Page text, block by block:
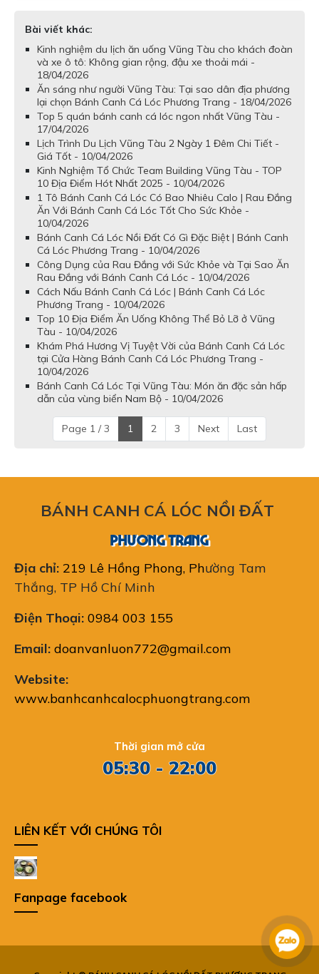
Bài viết khác:
Kinh nghiệm du lịch ăn uống Vũng Tàu cho khách đoàn
và xe ô tô: Không gian rộng, đậu xe thoải mái -
18/04/2026
Ăn sáng như người Vũng Tàu: Tại sao dân địa phương
lại chọn Bánh Canh Cá Lóc Phương Trang - 18/04/2026
Top 5 quán bánh canh cá lóc ngon nhất Vũng Tàu -
17/04/2026
Lịch Trình Du Lịch Vũng Tàu 2 Ngày 1 Đêm Chi Tiết -
Giá Tốt - 10/04/2026
Kinh Nghiệm Tổ Chức Team Building Vũng Tàu - TOP
10 Địa Điểm Hót Nhất 2025 - 10/04/2026
1 Tô Bánh Canh Cá Lóc Có Bao Nhiêu Calo | Rau Đắng
Ăn Với Bánh Canh Cá Lóc Tốt Cho Sức Khỏe -
10/04/2026
Bánh Canh Cá Lóc Nồi Đất Có Gì Đặc Biệt | Bánh Canh
Cá Lóc Phương Trang - 10/04/2026
Công Dụng của Rau Đắng với Sức Khỏe và Tại Sao Ăn
Rau Đắng với Bánh Canh Cá Lóc - 10/04/2026
Cách Nấu Bánh Canh Cá Lóc | Bánh Canh Cá Lóc
Phương Trang - 10/04/2026
Top 10 Địa Điểm Ăn Uống Không Thể Bỏ Lỡ ở Vũng
Tàu - 10/04/2026
Khám Phá Hương Vị Tuyệt Vời của Bánh Canh Cá Lóc
tại Cửa Hàng Bánh Canh Cá Lóc Phương Trang -
10/04/2026
Bánh Canh Cá Lóc Tại Vũng Tàu: Món ăn đặc sản hấp
dẫn của vùng biển Nam Bộ - 10/04/2026
Page 1 / 3 1 2 3 Next Last
BÁNH CANH CÁ LÓC NỒI ĐẤT
PHƯƠNG TRANG
Địa chỉ: 219 Lê Hồng Phong, Phường Tam
Thắng, TP Hồ Chí Minh
Điện Thoại: 0984 003 155
Email: doanvanluon772@gmail.com
Website:
www.banhcanhcalocphuongtrang.com
Thời gian mở cửa
05:30 - 22:00
LIÊN KẾT VỚI CHÚNG TÔI
Fanpage facebook